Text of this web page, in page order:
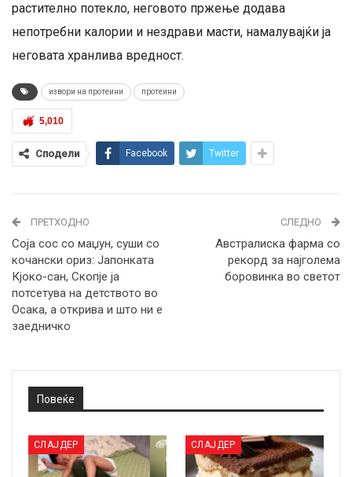
растително потекло, неговото пржење додава
непотребни калории и нездрави масти, намалувајќи ја
неговата хранлива вредност.
извори на протеини протеини
5,010
Сподели Facebook Twitter
ПРЕТХОДНО
Соја сос со маџун, суши со
кочански ориз: Јапонката
Кјоко-сан, Скопје ја
потсетува на детството во
Осака, а открива и што ни е
заедничко
СЛЕДНО
Австралиска фарма со
рекорд за најголема
боровинка во светот
Повеќе
СЛАЈДЕР СЛАЈДЕР